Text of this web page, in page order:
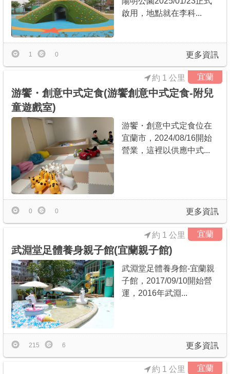
啟用，地點就在李科...
更多資訊
1 0
宜蘭
游饗・創意中式定食(游饗創意中式定食-附兒
童遊戲室)
約 1 公里
游饗・創意中式定食位在
宜蘭市，2024/08/16開始
營業，這裡以供應中式...
更多資訊
0 0
宜蘭
武淵堂足體養身親子館(宜蘭親子館)
約 1 公里
武淵堂足體養身館-宜蘭親
子館，2017/09/10開始營
運，2016年武淵...
更多資訊
215 6
宜蘭
約 1 公里